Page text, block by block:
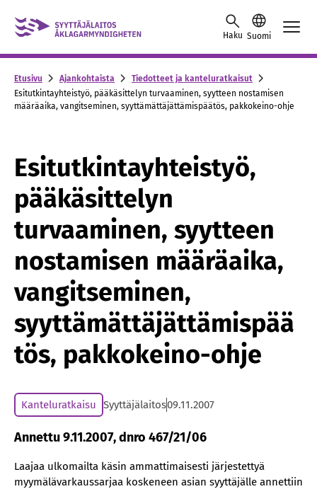
Skip to content -saavutettavuusohje
Haku Suomi
Etusivu Ajankohtaista
Tiedotteet ja kanteluratkaisut
Esitutkintayhteistyö, pääkäsittelyn turvaaminen, syytteen nostamisen
määräaika, vangitseminen, syyttämättäjättämispäätös, pakkokeino-ohje
Esitutkintayhteistyö,
pääkäsittelyn
turvaaminen, syytteen
nostamisen määräaika,
vangitseminen,
syyttämättäjättämispää
tös, pakkokeino-ohje
Kanteluratkaisu Syyttäjälaitos09.11.2007
Annettu 9.11.2007, dnro 467/21/06
Laajaa ulkomailta käsin ammattimaisesti järjestettyä
myymälävarkaussarjaa koskeneen asian syyttäjälle annettiin